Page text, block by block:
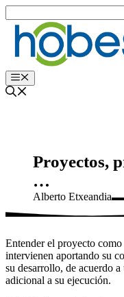
salto
egin
Menu
Proyectos,
…
Alberto Etxeandia
Entender el proyecto
intervienen aportando su
su desarrollo, de acuerdo
adicional a su ejecución.